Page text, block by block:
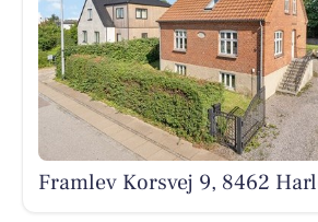
Framlev Korsvej 9, 8462